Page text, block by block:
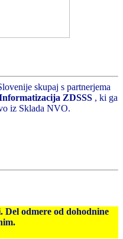
skupaj s partnerjema
ZDSSS , ki ga
iz Sklada NVO.
Del odmere od dohodnine